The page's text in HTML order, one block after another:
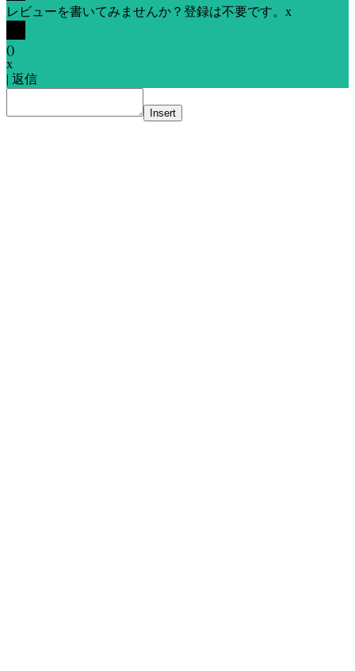
レビューを書いてみませんか？登録は不要です。 x
()
x
| 返信
Insert